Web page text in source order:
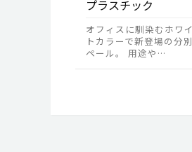
プラスチック
オフィスに馴染むホワイ
トカラーで新登場の分別
ペール。 用途や…